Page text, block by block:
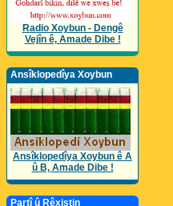
Radio Xoybun - Dengê
Vejîn ê, Amade Dibe !
Ansîklopedîya Xoybun
Ansîklopedîya Xoybun ê A
û B, Amade Dibe !
Partî û Rêxistin